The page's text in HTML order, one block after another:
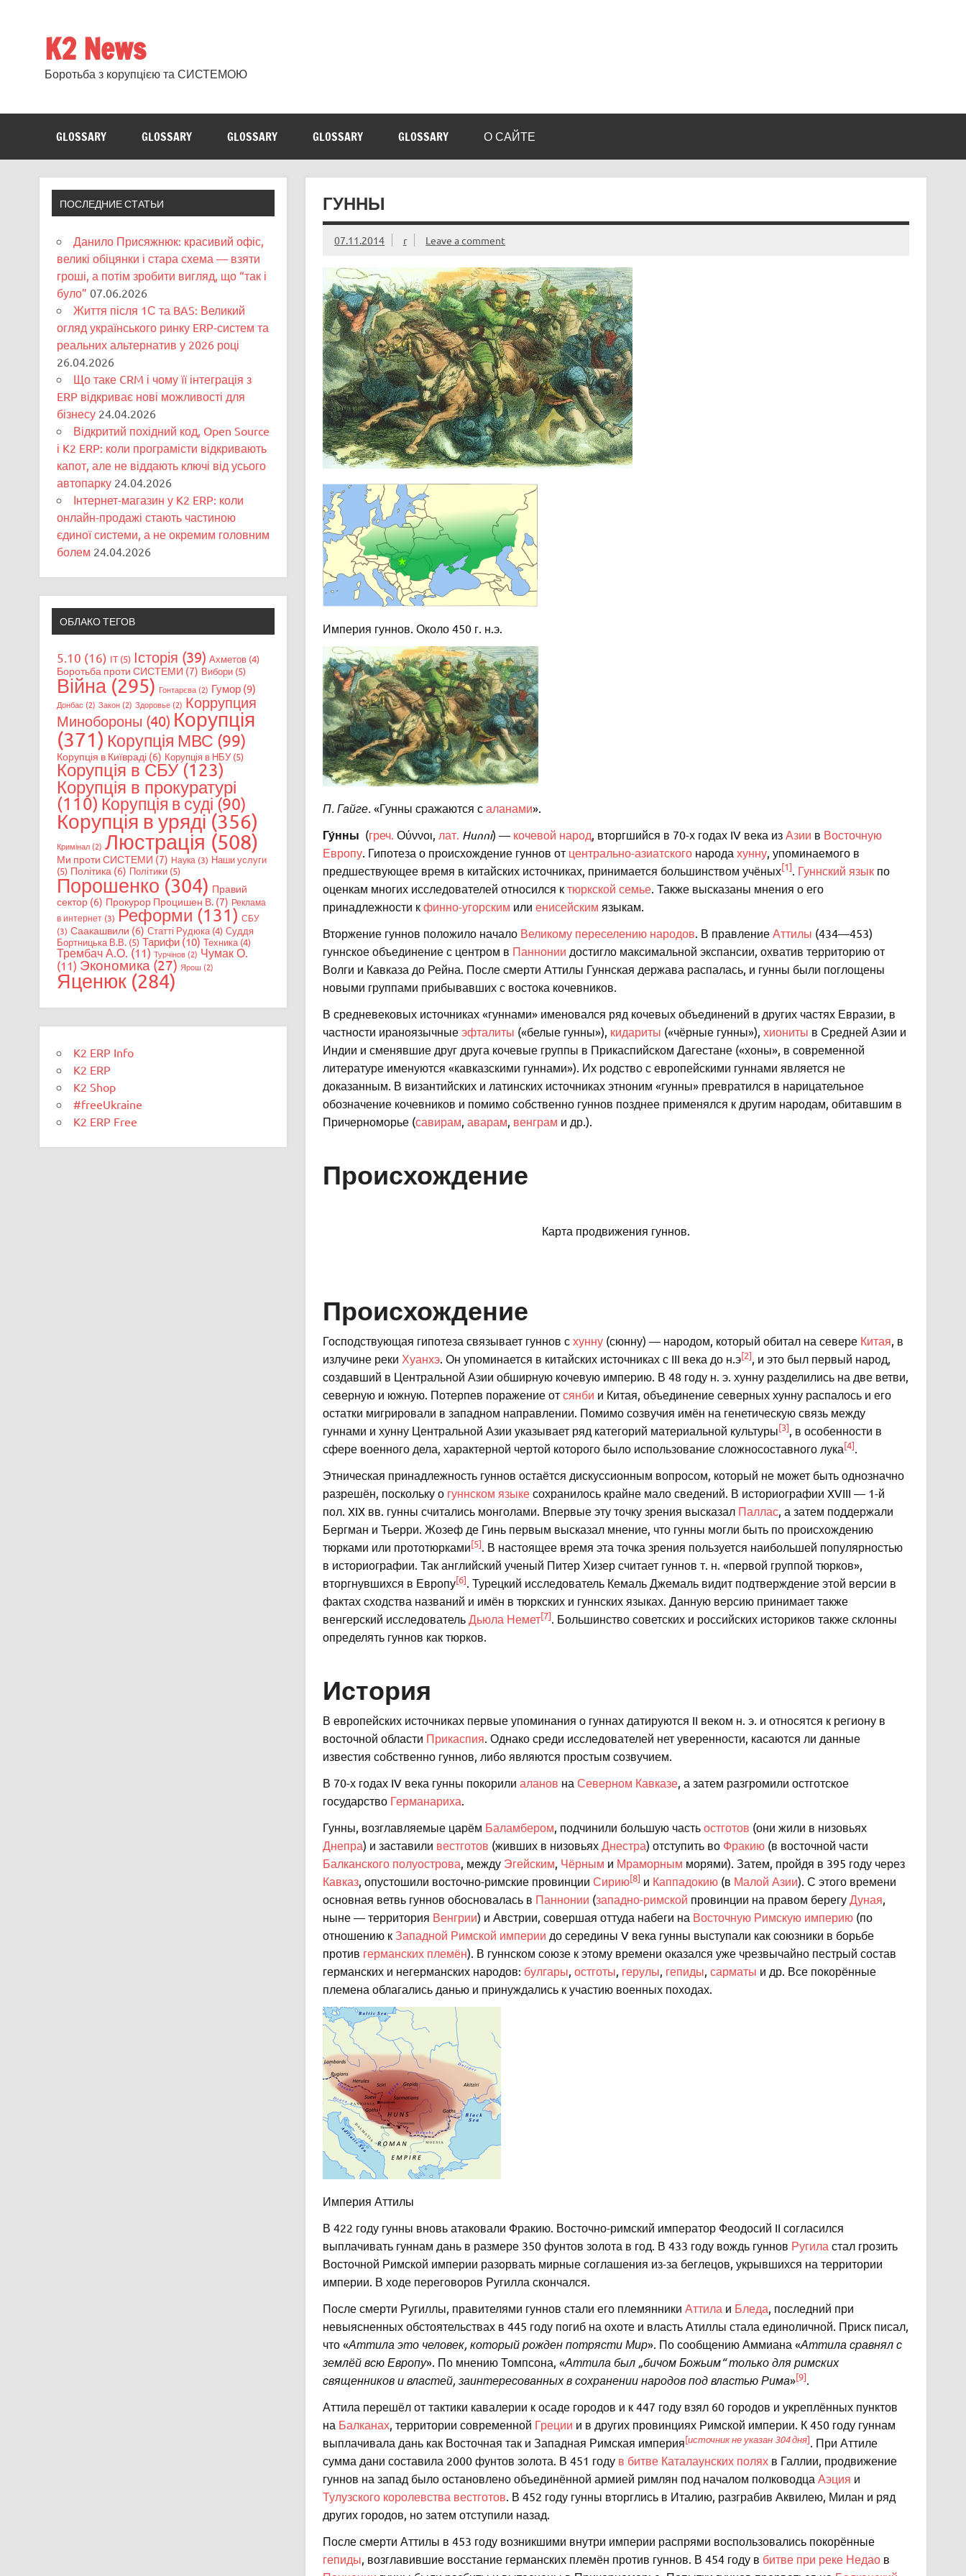
K2 News
Боротьба з корупцією та СИСТЕМОЮ
GLOSSARY GLOSSARY GLOSSARY GLOSSARY GLOSSARY О САЙТЕ
ГУННЫ
07.11.2014 r Leave a comment
Империя гуннов. Около 450 г. н.э.
П. Гайге. «Гунны сражаются с аланами».
Гу́нны (греч. Ούννοι, лат. Hunni) — кочевой народ, вторгшийся в 70-х годах IV века из Азии в Восточную
Европу. Гипотеза о происхождение гуннов от центрально-азиатскогонарода хунну, упоминаемого в
предшествующее время в китайских источниках, принимается большинством учёных[1]. Гуннский языкпо
оценкам многих исследователей относился к тюркской семье. Также высказаны мнения о его
принадлежности к финно-угорским или енисейским языкам.
Вторжение гуннов положило начало Великому переселению народов. В правление Аттилы (434—453)
гуннское объединение с центром в Паннонии достигло максимальной экспансии, охватив территорию от
Волги и Кавказа до Рейна. После смерти Аттилы Гуннская держава распалась, и гунны были поглощены
новыми группами прибывавших с востока кочевников.
В средневековых источниках «гуннами» именовался ряд кочевых объединений в других частях Евразии, в
частности ираноязычные эфталиты («белые гунны»), кидариты («чёрные гунны»), хиониты в Средней Азии и
Индии и сменявшие друг друга кочевые группы в Прикаспийском Дагестане («хоны», в современной
литературе именуются «кавказскими гуннами»). Их родство с европейскими гуннами является не
доказанным. В византийских и латинских источниках этноним «гунны» превратился в нарицательное
обозначение кочевников и помимо собственно гуннов позднее применялся к другим народам, обитавшим в
Причерноморье (савирам, аварам, венграм и др.).
Происхождение
Карта продвижения гуннов.
Происхождение
Господствующая гипотеза связывает гуннов с хунну(сюнну) — народом, который обитал на севере Китая, в
излучине реки Хуанхэ. Он упоминается в китайских источниках с III века до н.э[2], и это был первый народ,
создавший в Центральной Азии обширную кочевую империю. В 48 году н. э. хунну разделились на две ветви,
северную и южную. Потерпев поражение от сянби и Китая, объединение северных хунну распалось и его
остатки мигрировали в западном направлении. Помимо созвучия имён на генетическую связь между
гуннами и хунну Центральной Азии указывает ряд категорий материальной культуры[3], в особенности в
сфере военного дела, характерной чертой которого было использование сложносоставного лука[4].
Этническая принадлежность гуннов остаётся дискуссионным вопросом, который не может быть однозначно
разрешён, поскольку о гуннском языкесохранилось крайне мало сведений. В историографии XVIII — 1-й
пол. XIX вв. гунны считались монголами. Впервые эту точку зрения высказал Паллас, а затем поддержали
Бергман и Тьерри. Жозеф де Гинь первым высказал мнение, что гунны могли быть по происхождению
тюрками или прототюрками[5]. В настоящее время эта точка зрения пользуется наибольшей популярностью
в историографии. Так английский ученый Питер Хизер считает гуннов т. н. «первой группой тюрков»,
вторгнувшихся в Европу[6]. Турецкий исследователь Кемаль Джемаль видит подтверждение этой версии в
фактах сходства названий и имён в тюркских и гуннских языках. Данную версию принимает также
венгерский исследователь Дьюла Немет[7]. Большинство советских и российских историков также склонны
определять гуннов как тюрков.
История
В европейских источниках первые упоминания о гуннах датируются II веком н. э. и относятся к региону в
восточной области Прикаспия. Однако среди исследователей нет уверенности, касаются ли данные
известия собственно гуннов, либо являются простым созвучием.
В 70-х годах IV века гунны покорили аланов на Северном Кавказе, а затем разгромили остготское
государство Германариха.
Гунны, возглавляемые царём Баламбером, подчинили большую часть остготов (они жили в низовьях
Днепра) и заставили вестготов (живших в низовьях Днестра) отступить во Фракию(в восточной части
Балканского полуострова, между Эгейским, Чёрным и Мраморным морями). Затем, пройдя в 395 году через
Кавказ, опустошили восточно-римские провинции Сирию[8] и Каппадокию(в Малой Азии). С этого времени
основная ветвь гуннов обосновалась в Паннонии (западно-римской провинции на правом берегу Дуная,
ныне — территория Венгрии) и Австрии, совершая оттуда набеги на Восточную Римскую империю(по
отношению к Западной Римской империи до середины V века гунны выступали как союзники в борьбе
против германских племён). В гуннском союзе к этому времени оказался уже чрезвычайно пестрый состав
германских и негерманских народов: булгары, остготы, герулы, гепиды, сарматы и др. Все покорённые
племена облагались данью и принуждались к участию военных походах.
Империя Аттилы
В 422 году гунны вновь атаковали Фракию. Восточно-римский император Феодосий II согласился
выплачивать гуннам дань в размере 350 фунтов золота в год. В 433 году вождь гуннов Ругила стал грозить
Восточной Римской империи разорвать мирные соглашения из-за беглецов, укрывшихся на территории
империи. В ходе переговоров Ругилла скончался.
После смерти Ругиллы, правителями гуннов стали его племянники Аттила и Бледа, последний при
невыясненных обстоятельствах в 445 году погиб на охоте и власть Атиллы стала единоличной. Приск писал,
что «Аттила это человек, который рожден потрясти Мир». По сообщению Аммиана «Аттила сравнял с
землёй всю Европу». По мнению Томпсона, «Аттила был „бичом Божьим“ только для римских
священников и властей, заинтере­сованных в сохранении народов под вла­стью Рима»[9].
Аттила перешёл от тактики кавалерии к осаде городов и к 447 году взял 60 городов и укреплённых пунктов
на Балканах, территории современной Греции и в других провинциях Римской империи. К 450 году гуннам
выплачивала дань как Восточная так и Западная Римская империя[источник не указан 304 дня]. При Аттиле
сумма дани составила 2000 фунтов золота. В 451 году в битве Каталаунских поляхв Галлии, продвижение
гуннов на запад было остановлено объединённой армией римлян под началом полководца Аэция и
Тулузского королевства вестготов. В 452 году гунны вторглись в Италию, разграбив Аквилею, Милан и ряд
других городов, но затем отступили назад.
После смерти Аттилы в 453 году возникшими внутри империи распрями воспользовались покорённые
гепиды, возглавившие восстание германских племён против гуннов. В 454 году в битве при реке Недаов
ПОСЛЕДНИЕ СТАТЬИ
Данило Присяжнюк: красивий офіс,
великі обіцянки і стара схема — взяти
гроші, а потім зробити вигляд, що “так і
було” 07.06.2026
Життя після 1С та BAS: Великий
огляд українського ринку ERP-систем та
реальних альтернатив у 2026 році
26.04.2026
Що таке CRM і чому її інтеграція з
ERP відкриває нові можливості для
бізнесу 24.04.2026
Відкритий похідний код, Open Source
і K2 ERP: коли програмісти відкривають
капот, але не віддають ключі від усього
автопарку 24.04.2026
Інтернет-магазин у K2 ERP: коли
онлайн-продажі стають частиною
єдиної системи, а не окремим головним
болем 24.04.2026
ОБЛАКО ТЕГОВ
5.10 (16) IT(5) Історія (39) Ахметов(4)
Боротьба проти СИСТЕМИ (7) Вибори(5)
Війна(295) Гонтарєва(2) Гумор(9)
Донбас (2) Закон(2) Здоровье(2) Коррупция
Минобороны (40) Корупція
(371) Корупція МВС (99)
Корупція в Київраді(6) Корупція в НБУ(5)
Корупція в СБУ(123)
Корупція в прокуратурі
(110) Корупція в суді(90)
Корупція в уряді(356)
Кримінал(2) Люстрація (508)
Ми проти СИСТЕМИ (7) Наука(3) Наши услуги
(5) Політика (6) Політики(5)
Порошенко (304) Правий
сектор(6) Прокурор Процишен В.(7) Реклама
в интернет(3) Реформи (131) СБУ
(3) Саакашвили (6) Статті Рудюка(4) Суддя
Бортницька В.В.(5) Тарифи(10) Техника(4)
Трембач А.О. (11) Турчінов(2) Чумак О.
(11) Экономика (27) Ярош (2)
Яценюк(284)
K2 ERP Info
K2 ERP
K2 Shop
#freeUkraine
K2 ERP Free